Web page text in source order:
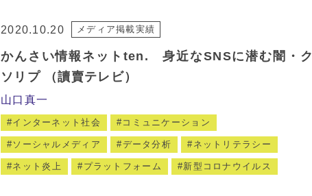
2020.10.20 メディア掲載実績
かんさい情報ネットten. 身近なSNSに潜む闇・ク
ソリプ （讀賣テレビ）
山口真一
インターネット社会 コミュニケーション
ソーシャルメディア データ分析 ネットリテラシー
ネット炎上 プラットフォーム 新型コロナウイルス